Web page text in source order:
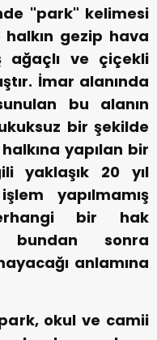
"park" kelimesi
gezip hava
ağaçlı ve çiçekli
İmar alanında
bu alanın
bir şekilde
yapılan bir
yaklaşık 20 yıl
yapılmamış
bir hak
bundan sonra
anlamına
okul ve camii